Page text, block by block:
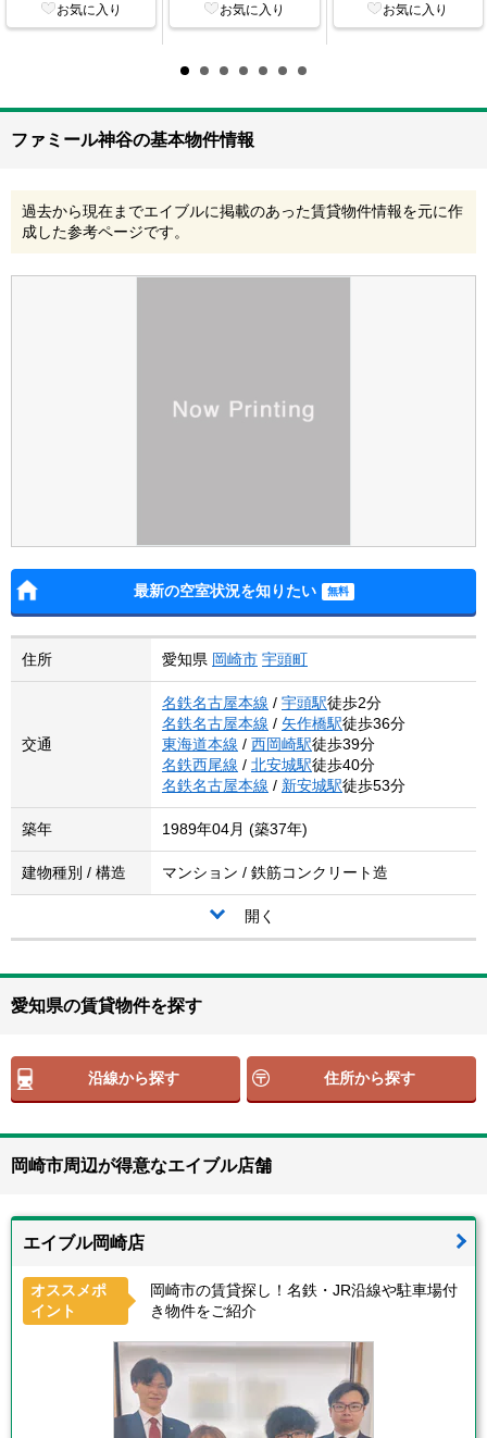
お気に入り お気に入り お気に入り
ファミール神谷の基本物件情報
過去から現在までエイブルに掲載のあった賃貸物件情報を元に作
成した参考ページです。
最新の空室状況を知りたい
住所 愛知県 岡崎市 宇頭町
交通
名鉄名古屋本線 / 宇頭駅徒歩2分
名鉄名古屋本線 / 矢作橋駅徒歩36分
東海道本線 / 西岡崎駅徒歩39分
名鉄西尾線 / 北安城駅徒歩40分
名鉄名古屋本線 / 新安城駅徒歩53分
築年 1989年04月 (築37年)
建物種別 / 構造 マンション / 鉄筋コンクリート造
開く
愛知県の賃貸物件を探す
沿線から探す 住所から探す
岡崎市周辺が得意なエイブル店舗
エイブル岡崎店
オススメポ
イント
岡崎市の賃貸探し！名鉄・JR沿線や駐車場付
き物件をご紹介